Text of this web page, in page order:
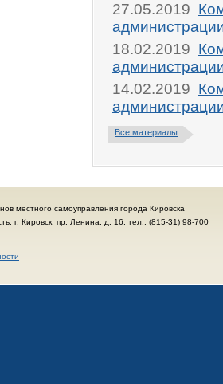
27.05.2019
18.02.2019
14.02.2019
Все материалы
местного самоуправления города Кировска
г. Кировск, пр. Ленина, д. 16, тел.: (815-31) 98-700